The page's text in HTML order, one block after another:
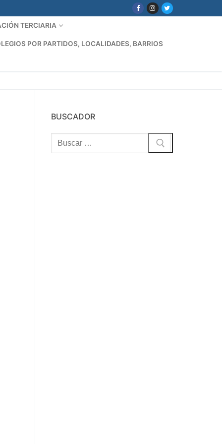
TERCIARIA
POR PARTIDOS, LOCALIDADES, BARRIOS
BUSCADOR
Buscar: